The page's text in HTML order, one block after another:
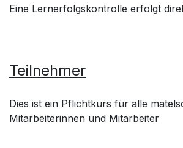
Eine Lernerfolgskontrolle erfolgt
Teilnehmer
Dies ist ein Pflichtkurs für alle
Mitarbeiterinnen und Mitarbeiter